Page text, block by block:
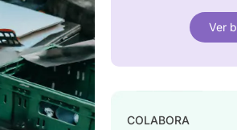
Ver
COLABORA